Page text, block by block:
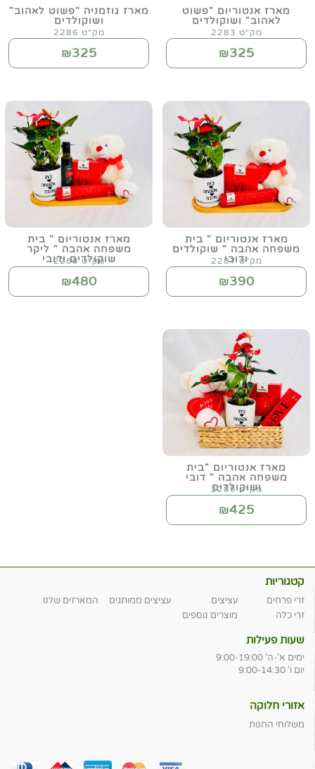
מארז אנטוריום "פשוט
לאהוב" ושוקולדים
מק"ט 2283
₪325
מארז גוזמניה "פשוט לאהוב"
ושוקולדים
מק"ט 2286
₪325
מארז אנטוריום " בית
משפחה אהבה " שוקולדים
ודובימק"ט 2287
₪390
מארז אנטוריום " בית
משפחה אהבה " ליקר
שוקולדים ודובי
מק"ט 2288
₪480
מארז אנטוריום "בית
משפחה אהבה " דובי
ושוקולדים
מק"ט 2289
₪425
קטגוריות
זרי פרחים עציצים עציצים ממותגים
המארזים שלנו
זרי כלה
מוצרים נוספים
שעות פעילות
ימים א'-ה' 9:00-19:00
יום ו' 9:00-14:30
אזורי חלוקה
משלוחי החנות